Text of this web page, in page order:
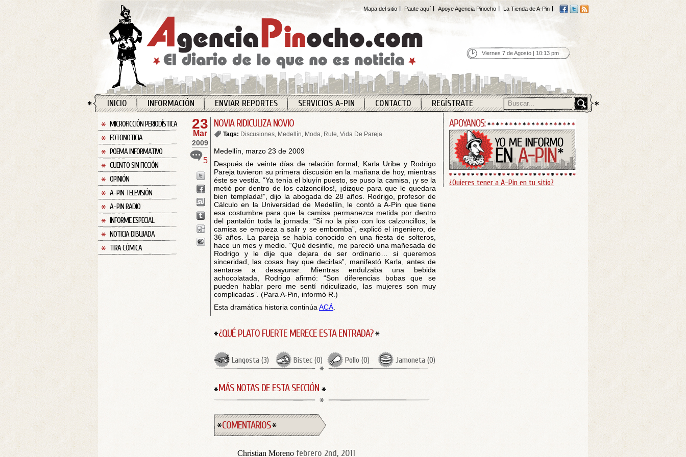
Mapa del sitio Paute aquí Apoye Agencia Pinocho La Tienda de A-Pin
Viernes 7 de Agosto | 10:13 pm
INICIO INFORMACIÓN ENVIAR REPORTES SERVICIOS A-PIN CONTACTO REGÍSTRATE
MICROFICCIÓN PERIODÍSTICA
FOTONOTICIA
POEMA INFORMATIVO
CUENTO SIN FICCIÓN
OPINIÓN
A-PIN TELEVISIÓN
A-PIN RADIO
INFORME ESPECIAL
NOTICIA DIBUJADA
TIRA CÓMICA
23
Mar
2009
5
NOVIA RIDICULIZA NOVIO
Tags: Discusiones, Medellín, Moda, Rule, Vida De Pareja
Medellín, marzo 23 de 2009
Después de veinte días de relación formal, Karla Uribe y Rodrigo
Pareja tuvieron su primera discusión en la mañana de hoy, mientras
éste se vestía. “Ya tenía el bluyín puesto, se puso la camisa, ¡y se la
metió por dentro de los calzoncillos!, ¡dizque para que le quedara
bien templada!”, dijo la abogada de 28 años. Rodrigo, profesor de
Cálculo en la Universidad de Medellín, le contó a A-Pin que tiene
esa costumbre para que la camisa permanezca metida por dentro
del pantalón toda la jornada: “Si no la piso con los calzoncillos, la
camisa se empieza a salir y se embomba”, explicó el ingeniero, de
36 años. La pareja se había conocido en una fiesta de solteros,
hace un mes y medio. “Qué desinfle, me pareció una mañesada de
Rodrigo y le dije que dejara de ser ordinario… si queremos
sinceridad, las cosas hay que decirlas”, manifestó Karla, antes de
sentarse a desayunar. Mientras endulzaba una bebida
achocolatada, Rodrigo afirmó: “Son diferencias bobas que se
pueden hablar pero me sentí ridiculizado, las mujeres son muy
complicadas”. (Para A-Pin, informó R.)
Esta dramática historia continúa ACÁ
¿QUÉ PLATO FUERTE MERECE ESTA ENTRADA?
Langosta (3) Bistec (0) Pollo (0) Jamoneta (0)
MÁS NOTAS DE ESTA SECCIÓN
COMENTARIOS
Christian Moreno febrero 2nd, 2011
¿Quieres tener a A-Pin en tu sitio?